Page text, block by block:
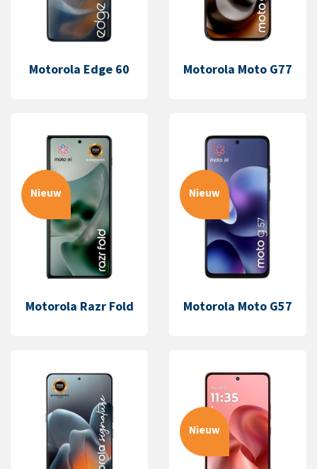
Motorola Edge 60 Motorola Moto G77
Nieuw
Motorola Razr Fold
Nieuw
Motorola Moto G57
Nieuw